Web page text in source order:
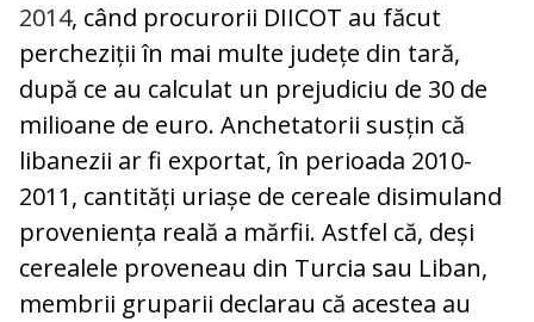
2014, când procurorii DIICOT au făcut
percheziții în mai multe județe din tară,
după ce au calculat un prejudiciu de 30 de
milioane de euro. Anchetatorii susțin că
libanezii ar fi exportat, în perioada 2010-
2011, cantități uriașe de cereale disimuland
proveniența reală a mărfii. Astfel că, deși
cerealele proveneau din Turcia sau Liban,
membrii gruparii declarau că acestea au